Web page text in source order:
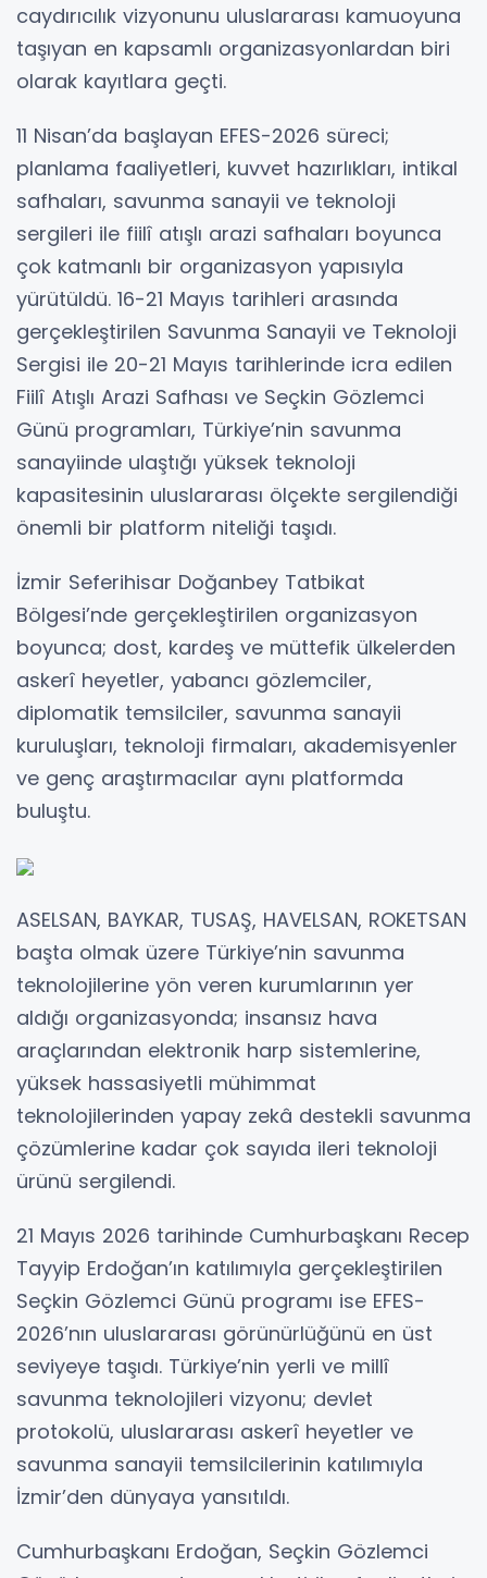
caydırıcılık vizyonunu uluslararası kamuoyuna
taşıyan en kapsamlı organizasyonlardan biri
olarak kayıtlara geçti.
11 Nisan’da başlayan EFES-2026 süreci;
planlama faaliyetleri, kuvvet hazırlıkları, intikal
safhaları, savunma sanayii ve teknoloji
sergileri ile fiilî atışlı arazi safhaları boyunca
çok katmanlı bir organizasyon yapısıyla
yürütüldü. 16-21 Mayıs tarihleri arasında
gerçekleştirilen Savunma Sanayii ve Teknoloji
Sergisi ile 20-21 Mayıs tarihlerinde icra edilen
Fiilî Atışlı Arazi Safhası ve Seçkin Gözlemci
Günü programları, Türkiye’nin savunma
sanayiinde ulaştığı yüksek teknoloji
kapasitesinin uluslararası ölçekte sergilendiği
önemli bir platform niteliği taşıdı.
İzmir Seferihisar Doğanbey Tatbikat
Bölgesi’nde gerçekleştirilen organizasyon
boyunca; dost, kardeş ve müttefik ülkelerden
askerî heyetler, yabancı gözlemciler,
diplomatik temsilciler, savunma sanayii
kuruluşları, teknoloji firmaları, akademisyenler
ve genç araştırmacılar aynı platformda
buluştu.
ASELSAN, BAYKAR, TUSAŞ, HAVELSAN, ROKETSAN
başta olmak üzere Türkiye’nin savunma
teknolojilerine yön veren kurumlarının yer
aldığı organizasyonda; insansız hava
araçlarından elektronik harp sistemlerine,
yüksek hassasiyetli mühimmat
teknolojilerinden yapay zekâ destekli savunma
çözümlerine kadar çok sayıda ileri teknoloji
ürünü sergilendi.
21 Mayıs 2026 tarihinde Cumhurbaşkanı Recep
Tayyip Erdoğan’ın katılımıyla gerçekleştirilen
Seçkin Gözlemci Günü programı ise EFES-
2026’nın uluslararası görünürlüğünü en üst
seviyeye taşıdı. Türkiye’nin yerli ve millî
savunma teknolojileri vizyonu; devlet
protokolü, uluslararası askerî heyetler ve
savunma sanayii temsilcilerinin katılımıyla
İzmir’den dünyaya yansıtıldı.
Cumhurbaşkanı Erdoğan, Seçkin Gözlemci